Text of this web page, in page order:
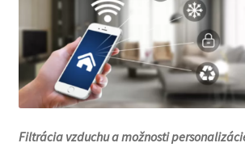
Filtrácia vzduchu a možnosti